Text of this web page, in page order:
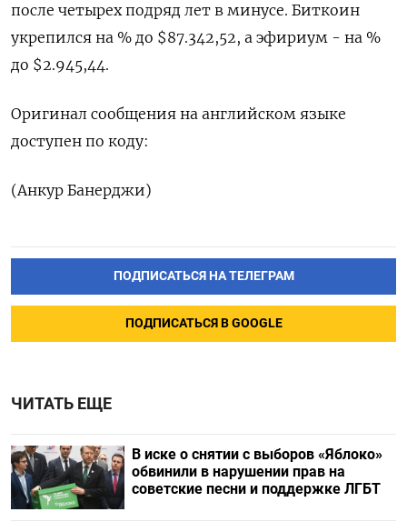
после четырех подряд лет в минусе. Биткоин
укрепился на % ⁠до $87.342,52, а эфириум - на %
до $2.945,44.
Оригинал сообщения на английском языке
доступен по коду:
(Анкур Банерджи)
ПОДПИСАТЬСЯ НА ТЕЛЕГРАМ
ПОДПИСАТЬСЯ В GOOGLE
ЧИТАТЬ ЕЩЕ
В иске о снятии с выборов «Яблоко»
обвинили в нарушении прав на
советские песни и поддержке ЛГБТ